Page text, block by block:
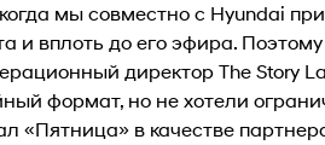
мы совместно с Hyundai
и вплоть до его эфира.
директор The Story
формат, но не хотели
«Пятница» в качестве